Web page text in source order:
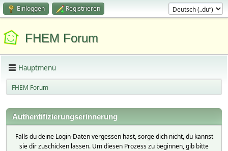
Einloggen Registrieren
FHEM Forum
Hauptmenü
FHEM Forum
Authentifizierungserinnerung
Falls du deine Login-Daten vergessen hast, sorge dich nicht, du kannst
sie dir zuschicken lassen. Um diesen Prozess zu beginnen, gib bitte